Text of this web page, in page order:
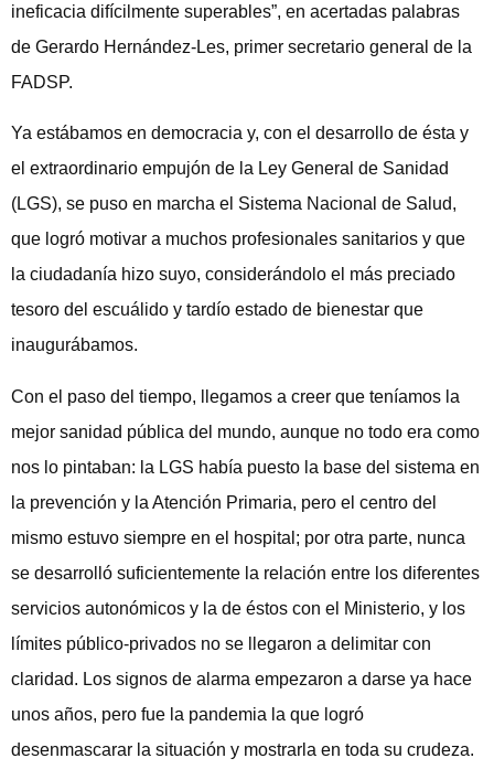
ineficacia difícilmente superables”, en acertadas palabras
de Gerardo Hernández-Les, primer secretario general de la
FADSP.
Ya estábamos en democracia y, con el desarrollo de ésta y
el extraordinario empujón de la Ley General de Sanidad
(LGS), se puso en marcha el Sistema Nacional de Salud,
que logró motivar a muchos profesionales sanitarios y que
la ciudadanía hizo suyo, considerándolo el más preciado
tesoro del escuálido y tardío estado de bienestar que
inaugurábamos.
Con el paso del tiempo, llegamos a creer que teníamos la
mejor sanidad pública del mundo, aunque no todo era como
nos lo pintaban: la LGS había puesto la base del sistema en
la prevención y la Atención Primaria, pero el centro del
mismo estuvo siempre en el hospital; por otra parte, nunca
se desarrolló suficientemente la relación entre los diferentes
servicios autonómicos y la de éstos con el Ministerio, y los
límites público-privados no se llegaron a delimitar con
claridad. Los signos de alarma empezaron a darse ya hace
unos años, pero fue la pandemia la que logró
desenmascarar la situación y mostrarla en toda su crudeza.